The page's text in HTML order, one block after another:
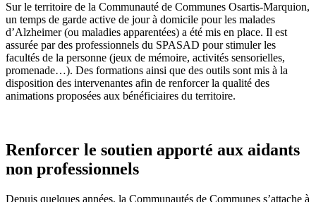
Sur le territoire de la Communauté de Communes Osartis-Marquion,
un temps de garde active de jour à domicile pour les malades
d’Alzheimer (ou maladies apparentées) a été mis en place. Il est
assurée par des professionnels du SPASAD pour stimuler les
facultés de la personne (jeux de mémoire, activités sensorielles,
promenade…). Des formations ainsi que des outils sont mis à la
disposition des intervenantes afin de renforcer la qualité des
animations proposées aux bénéficiaires du territoire.
Renforcer le soutien apporté aux aidants
non professionnels
Depuis quelques années, la Communautés de Communes s’attache à